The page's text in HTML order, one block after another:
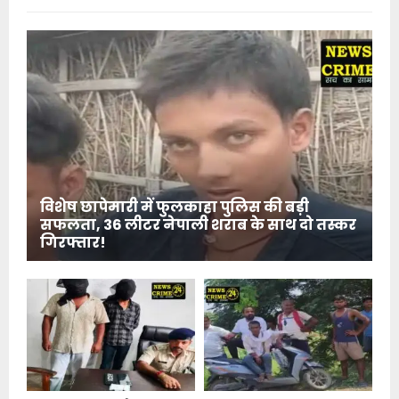
विशेष छापेमारी में फुलकाहा पुलिस की बड़ी
सफलता, 36 लीटर नेपाली शराब के साथ दो तस्कर
गिरफ्तार!